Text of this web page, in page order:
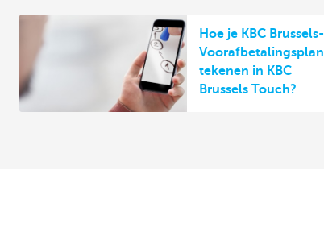
Hoe je KBC Brussels-
Voorafbetalingsplan
tekenen in KBC
Brussels Touch?